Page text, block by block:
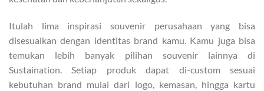
Itulah lima inspirasi souvenir perusahaan yang bisa
disesuaikan dengan identitas brand kamu. Kamu juga bisa
temukan lebih banyak pilihan souvenir lainnya di
Sustaination. Setiap produk dapat di-custom sesuai
kebutuhan brand mulai dari logo, kemasan, hingga kartu